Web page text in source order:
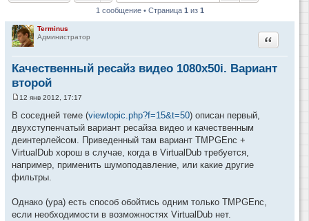
1 сообщение • Страница 1 из 1
Terminus
Администратор
Качественный ресайз видео 1080x50i. Вариант
второй
Цитата
о
б
е
н
е
12 янв 2012, 17:17
В соседней теме (viewtopic.php?f=15&t=50) описан первый,
двухступенчатый вариант ресайза видео и качественным
деинтерлейсом. Приведенный там вариант TMPGEnc +
VirtualDub хорош в случае, когда в VirtualDub требуется,
например, применить шумоподавление, или какие другие
фильтры.
Однако (ура) есть способ обойтись одним только TMPGEnc,
если необходимости в возможностях VirtualDub нет.